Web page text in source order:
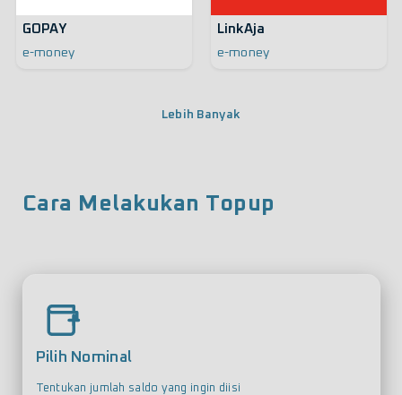
GOPAY
e-money
LinkAja
e-money
Lebih Banyak
Cara Melakukan Topup
Pilih Nominal
Tentukan jumlah saldo yang ingin diisi